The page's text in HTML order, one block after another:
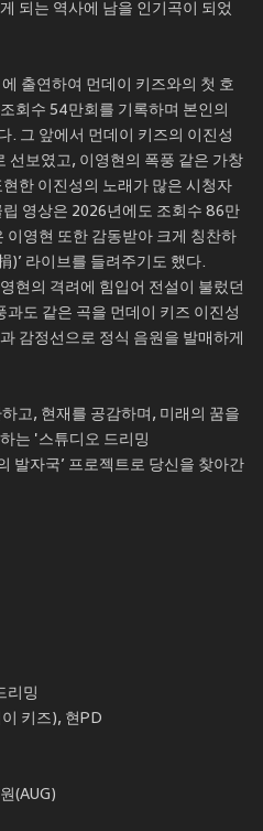
되는 역사에 남을 인기곡이 되었
출연하여 먼데이 키즈와의 첫 호
회수 54만회를 기록하며 본인의
. 그 앞에서 먼데이 키즈의 이진성
선보였고, 이영현의 폭풍 같은 가창
한 이진성의 노래가 많은 시청자
영상은 2026년에도 조회수 86만
이영현 또한 감동받아 크게 칭찬하
)’ 라이브를 들려주기도 했다.
현의 격려에 힘입어 전설이 불렀던
과도 같은 곡을 먼데이 키즈 이진성
감정선으로 정식 음원을 발매하게
고, 현재를 공감하며, 미래의 꿈을
는 '스튜디오 드리밍
발자국’ 프로젝트로 당신을 찾아간
리밍
키즈), 현PD
(AUG)